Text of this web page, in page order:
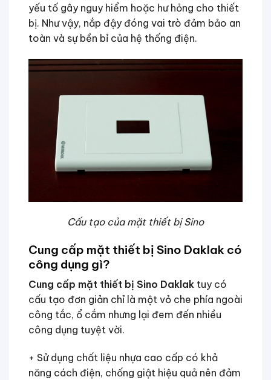
yếu tố gây nguy hiểm hoặc hư hỏng cho thiết
bị. Như vậy, nắp đậy đóng vai trò đảm bảo an
toàn và sự bền bỉ của hệ thống điện.
Cấu tạo của mặt thiết bị Sino
Cung cấp mặt thiết bị Sino Daklak có
công dụng gì?
Cung cấp mặt thiết bị Sino Daklak tuy có
cấu tạo đơn giản chỉ là một vỏ che phía ngoài
công tắc, ổ cắm nhưng lại đem đến nhiều
công dụng tuyệt vời.
+ Sử dụng chất liệu nhựa cao cấp có khả
năng cách điện, chống giật hiệu quả nên đảm